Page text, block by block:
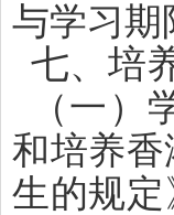
与学习期
七、培
（一
和培养
生的规定